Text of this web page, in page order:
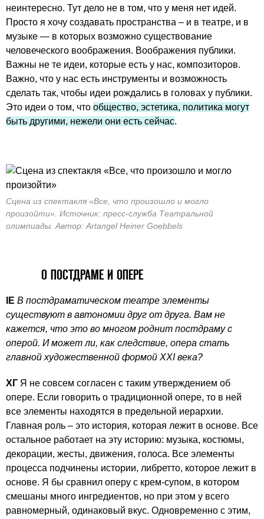
неинтересно. Тут дело не в том, что у меня нет идей.
Просто я хочу создавать пространства – и в театре, и в
музыке — в которых возможно существование
человеческого воображения. Воображения публики.
Важны не те идеи, которые есть у нас, композиторов.
Важно, что у нас есть инструменты и возможность
сделать так, чтобы идеи рождались в головах у публики.
Это идеи о том, что общество, эстетика, политика могут
быть другими, нежели они есть сейчас.
Сцена из спектакля «Все, что произошло и могло
произойти». Источник: пресс-служба Театральной
олимпиады. Автор: Artangel Heiner Goebbels
О ПОСТДРАМЕ И ОПЕРЕ
IE В постдраматическом театре элементы
существуют в автономии друг от друга. Вам не
кажется, что это во многом роднит постдраму с
оперой. И может ли, как следствие, опера стать
главной художественной формой XXI века?
ХГ Я не совсем согласен с таким утверждением об
опере. Если говорить о традиционной опере, то в ней
все элементы находятся в предельной иерархии.
Главная роль – это история, которая лежит в основе. Все
остальное работает на эту историю: музыка, костюмы,
декорации, жесты, движения, голоса. Все элементы
процесса подчинены истории, либретто, которое лежит в
основе. Я бы сравнил оперу с крем-супом, в котором
смешаны много ингредиентов, но при этом у всего
равномерный, одинаковый вкус. Одновременно с этим,